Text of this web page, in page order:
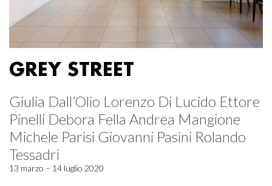
GREY STREET
Giulia Dall’Olio Lorenzo Di Lucido Ettore
Pinelli Debora Fella Andrea Mangione
Michele Parisi Giovanni Pasini Rolando
Tessadri
13 marzo – 14 luglio 2020